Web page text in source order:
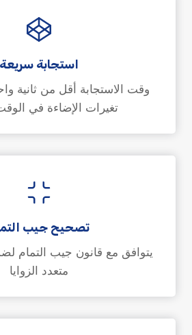
استجابة سريعة
وقت الاستجابة أقل من ثانية
تغيرات الإضاءة في
تصحيح جيب
يتوافق مع قانون جيب التمام
متعدد الزوايا